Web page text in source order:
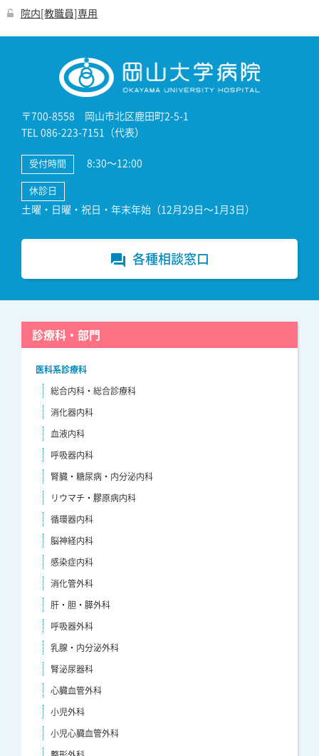
院内[教職員]専用
〒700-8558 岡山市北区鹿田町2-5-1
TEL 086-223-7151（代表）
受付時間 8:30～12:00
休診日
土曜・日曜・祝日・年末年始（12月29日～1月3日）
forum 各種相談窓口
診療科・部門
医科系診療科
総合内科・総合診療科
消化器内科
血液内科
呼吸器内科
腎臓・糖尿病・内分泌内科
リウマチ・膠原病内科
循環器内科
脳神経内科
感染症内科
消化管外科
肝・胆・膵外科
呼吸器外科
乳腺・内分泌外科
腎泌尿器科
心臓血管外科
小児外科
小児心臓血管外科